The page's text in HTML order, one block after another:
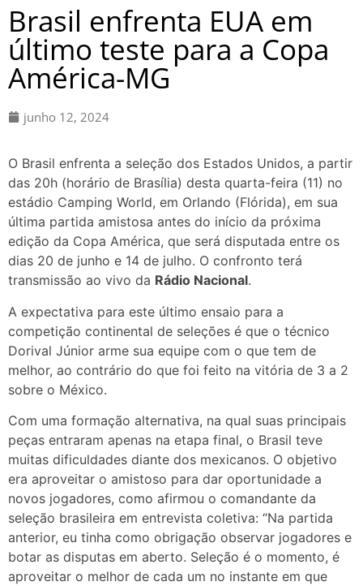
Brasil enfrenta EUA em
último teste para a Copa
América-MG
junho 12, 2024
O Brasil enfrenta a seleção dos Estados Unidos, a partir
das 20h (horário de Brasília) desta quarta-feira (11) no
estádio Camping World, em Orlando (Flórida), em sua
última partida amistosa antes do início da próxima
edição da Copa América, que será disputada entre os
dias 20 de junho e 14 de julho. O confronto terá
transmissão ao vivo da Rádio Nacional.
A expectativa para este último ensaio para a
competição continental de seleções é que o técnico
Dorival Júnior arme sua equipe com o que tem de
melhor, ao contrário do que foi feito na vitória de 3 a 2
sobre o México.
Com uma formação alternativa, na qual suas principais
peças entraram apenas na etapa final, o Brasil teve
muitas dificuldades diante dos mexicanos. O objetivo
era aproveitar o amistoso para dar oportunidade a
novos jogadores, como afirmou o comandante da
seleção brasileira em entrevista coletiva: “Na partida
anterior, eu tinha como obrigação observar jogadores e
botar as disputas em aberto. Seleção é o momento, é
aproveitar o melhor de cada um no instante em que